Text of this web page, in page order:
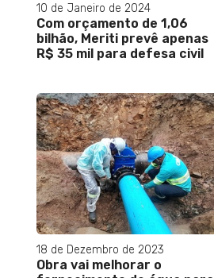
10 de Janeiro de 2024
Com orçamento de 1,06
bilhão, Meriti prevê apenas
R$ 35 mil para defesa civil
18 de Dezembro de 2023
Obra vai melhorar o